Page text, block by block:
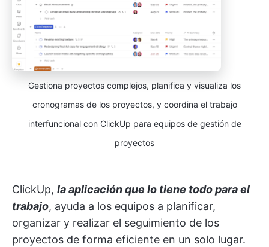
Gestiona proyectos complejos, planifica y visualiza los
cronogramas de los proyectos, y coordina el trabajo
interfuncional con ClickUp para equipos de gestión de
proyectos
ClickUp, la aplicación que lo tiene todo para el
trabajo, ayuda a los equipos a planificar,
organizar y realizar el seguimiento de los
proyectos de forma eficiente en un solo lugar.